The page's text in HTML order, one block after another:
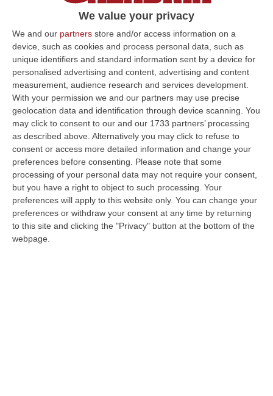
We value your privacy
We and our partners store and/or access information on a
device, such as cookies and process personal data, such as
unique identifiers and standard information sent by a device for
personalised advertising and content, advertising and content
measurement, audience research and services development.
With your permission we and our partners may use precise
geolocation data and identification through device scanning. You
may click to consent to our and our 1733 partners’ processing
as described above. Alternatively you may click to refuse to
consent or access more detailed information and change your
preferences before consenting. Please note that some
processing of your personal data may not require your consent,
but you have a right to object to such processing. Your
preferences will apply to this website only. You can change your
preferences or withdraw your consent at any time by returning
to this site and clicking the "Privacy" button at the bottom of the
webpage.
«Basta con lo stereotipo secondo cui la
magistratura frena le opportunità di
lavoro»
Il procuratore facente funzioni di Reggio
Calabria, Lombardo: «L’aumento delle
occasioni di lavoro legale non fa diminuire il
tasso di criminalità»